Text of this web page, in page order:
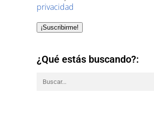
privacidad
¡Suscribirme!
¿Qué estás buscando?: